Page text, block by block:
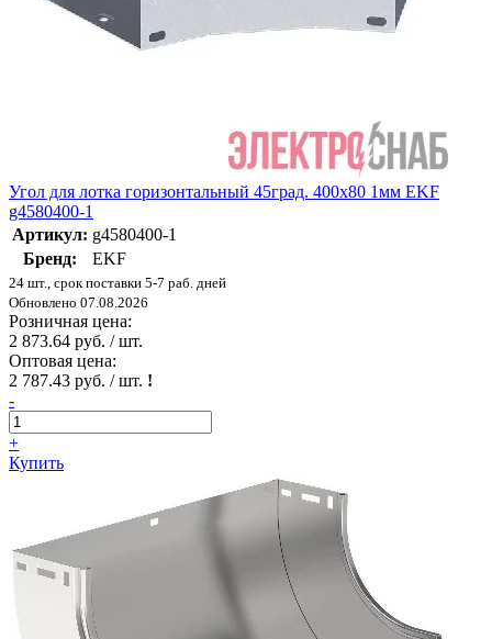
Угол для лотка горизонтальный 45град. 400х80 1мм EKF
g4580400-1
Артикул: g4580400-1
Бренд:
EKF
24 шт., срок поставки 5-7 раб. дней
Обновлено 07.08.2026
Розничная цена:
2 873.64 руб. / шт.
Оптовая цена:
2 787.43 руб. / шт. !
-
+
Купить